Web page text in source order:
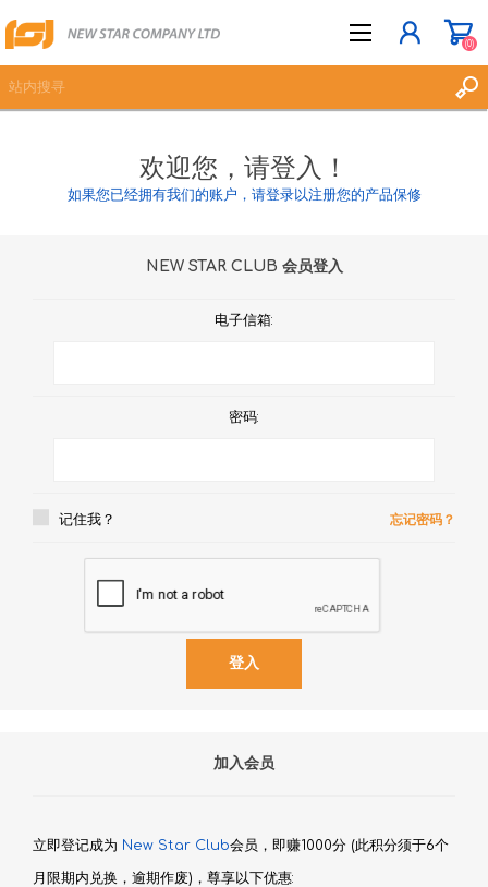
登入
(0)
欢迎您，请登入！
如果您已经拥有我们的账户，请登录以注册您的产品保修
NEW STAR CLUB 会员登入
电子信箱:
密码:
记住我？ 忘记密码？
加入会员
立即登记成为 New Star Club会员，即赚1000分 (此积分须于6个
月限期内兑换，逾期作废)，尊享以下优惠: